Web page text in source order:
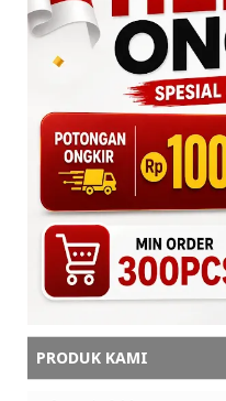
PRODUK KAMI